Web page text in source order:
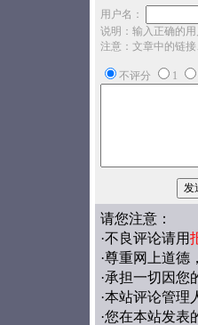
用户名：
说明：输入正确的
注意：文章中的链
不评分 1
请您注意：
·不良评论请用
·尊重网上道德
·承担一切因您
·本站评论管理
·您在本站发表